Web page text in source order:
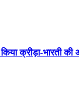
क्रीड़ा-भारती